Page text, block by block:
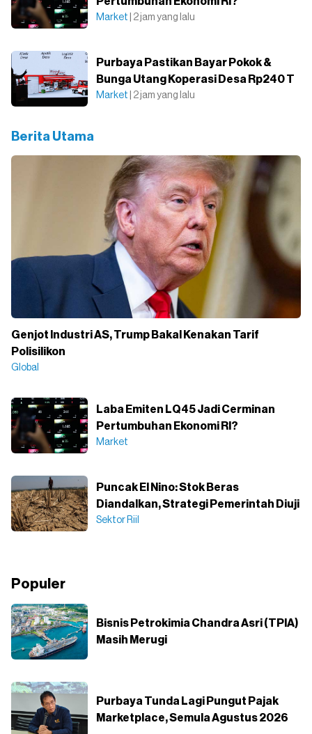
Market | 2 jam yang lalu
Purbaya Pastikan Bayar Pokok &
Bunga Utang Koperasi Desa Rp240 T
Market | 2 jam yang lalu
Berita Utama
Genjot Industri AS, Trump Bakal Kenakan Tarif
Polisilikon
Global
Laba Emiten LQ45 Jadi Cerminan
Pertumbuhan Ekonomi RI?
Market
Puncak El Nino: Stok Beras
Diandalkan, Strategi Pemerintah Diuji
Sektor Riil
Populer
Bisnis Petrokimia Chandra Asri (TPIA)
Masih Merugi
Purbaya Tunda Lagi Pungut Pajak
Marketplace, Semula Agustus 2026